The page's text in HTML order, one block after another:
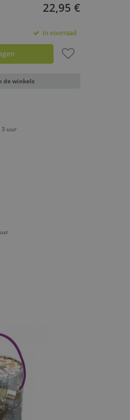
22,95 €
In voorraad
de winkels
3 uur